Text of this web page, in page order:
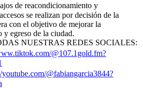
de reacondicionamiento y
se realizan por decisión de la
con el objetivo de mejorar la
y egreso de la ciudad.
NUESTRAS REDES SOCIALES:
@107.1gold.fm?
youtube.com/@fabiangarcia3844?